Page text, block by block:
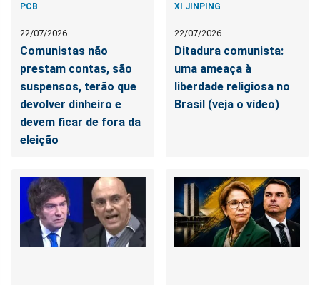
PCB
22/07/2026
Comunistas não
prestam contas, são
suspensos, terão que
devolver dinheiro e
devem ficar de fora da
eleição
XI JINPING
22/07/2026
Ditadura comunista:
uma ameaça à
liberdade religiosa no
Brasil (veja o vídeo)